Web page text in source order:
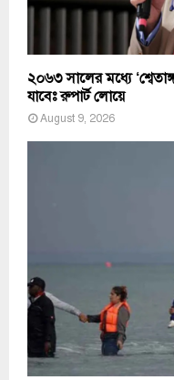
২০৬৩ সালের মধ্যে
যাবেঃ রুপার্ট লোয়ে
August 9, 2026